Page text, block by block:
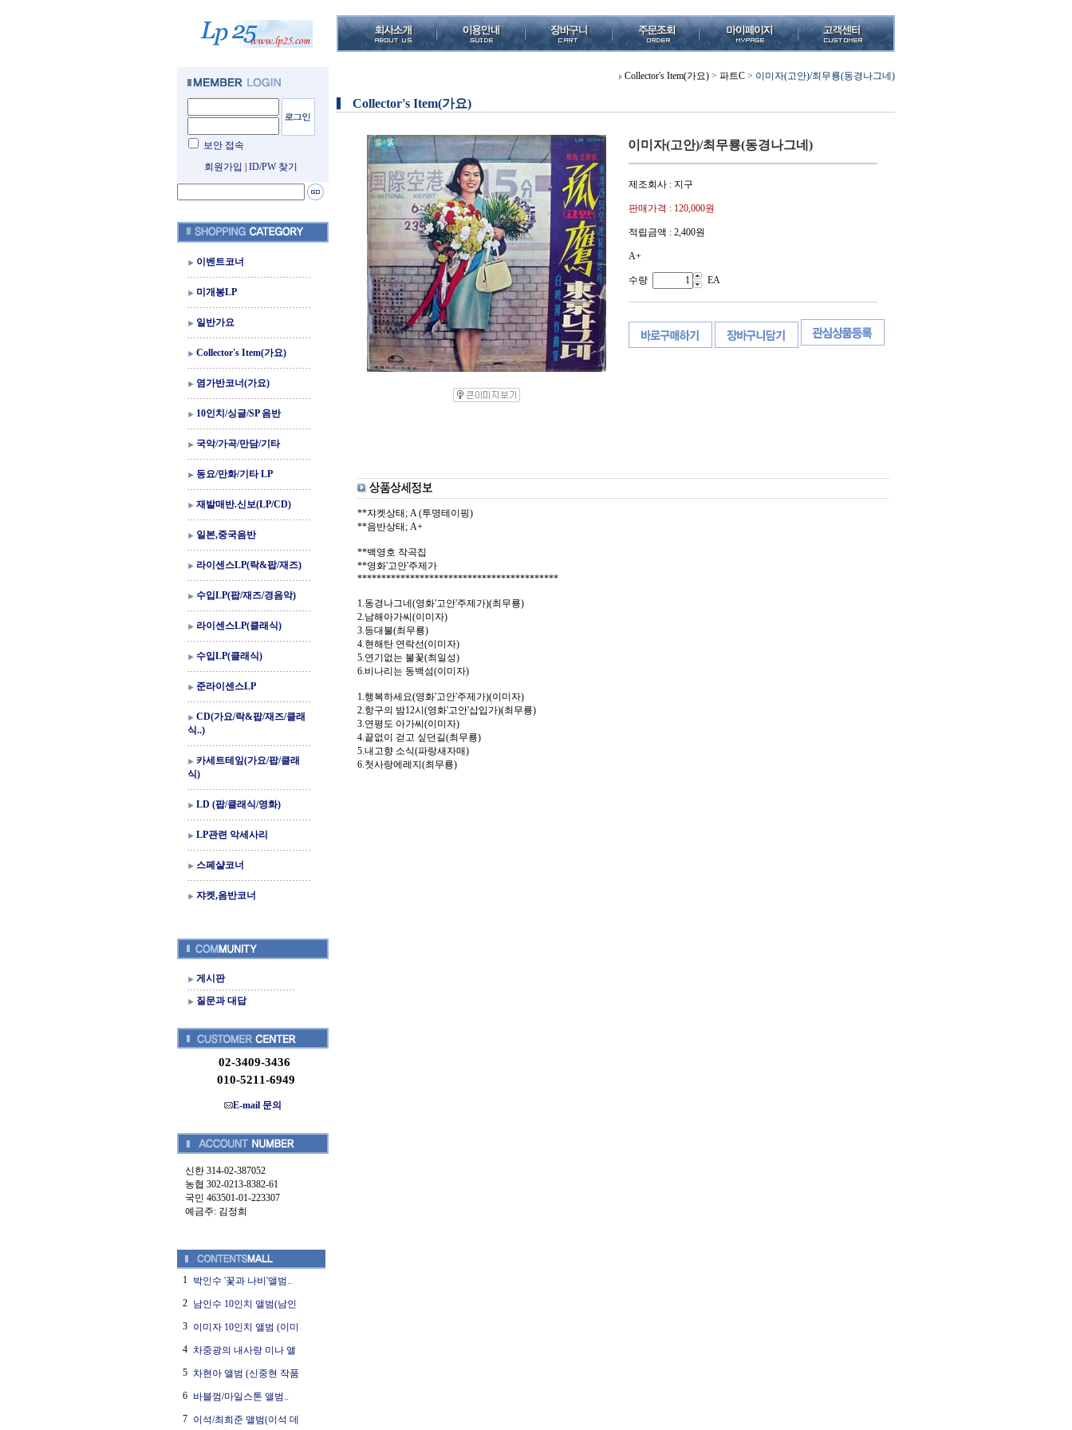
보안 접속
회원가입
ID/PW 찾기
이벤트코너
미개봉LP
일반가요
Collector's Item(가요)
염가반코너(가요)
10인치/싱글/SP 음반
국악/가곡/만담/기타
동요/만화/기타 LP
재발매반.신보(LP/CD)
일본,중국음반
라이센스LP(락&팝/재즈)
수입LP(팝/재즈/경음악)
라이센스LP(클래식)
수입LP(클래식)
준라이센스LP
CD(가요/락&팝/재즈/클래
식..)
카세트테잎(가요/팝/클래
식)
LD (팝/클래식/영화)
LP관련 악세사리
스페샬코너
쟈켓,음반코너
게시판
질문과 대답
02-3409-3436
010-5211-6949
E-mail 문의
신한 314-02-387052
농협 302-0213-8382-61
국민 463501-01-223307
예금주: 김정희
1 박인수 '꽃과 나비'앨범..
2 남인수 10인치 앨범(남인
3 이미자 10인치 앨범 (이미
4 차중광의 내사랑 미나 앨
5 차현아 앨범 (신중현 작품
6 바블껌/마일스톤 앨범..
7 이석/최희준 앨범(이석 데
Collector's Item(가요) > 파트C > 이미자(고안)/최무룡(동경나그네)
Collector's Item(가요)
이미자(고안)/최무룡(동경나그네)
제조회사 : 지구
판매가격 : 120,000원
적립금액 : 2,400원
A+
수량 EA
**쟈켓상태; A (투명테이핑)
**음반상태; A+
**백영호 작곡집
**영화'고안'주제가
******************************************
1.동경나그네(영화'고안'주제가)(최무룡)
2.남해아가씨(이미자)
3.등대불(최무룡)
4.현해탄 연락선(이미자)
5.연기없는 불꽃(최일성)
6.비나리는 동백섬(이미자)
1.행복하세요(영화'고안'주제가)(이미자)
2.항구의 밤12시(영화'고안'삽입가)(최무룡)
3.연평도 아가씨(이미자)
4.끝없이 걷고 싶던길(최무룡)
5.내고향 소식(파랑새자매)
6.첫사랑에레지(최무룡)